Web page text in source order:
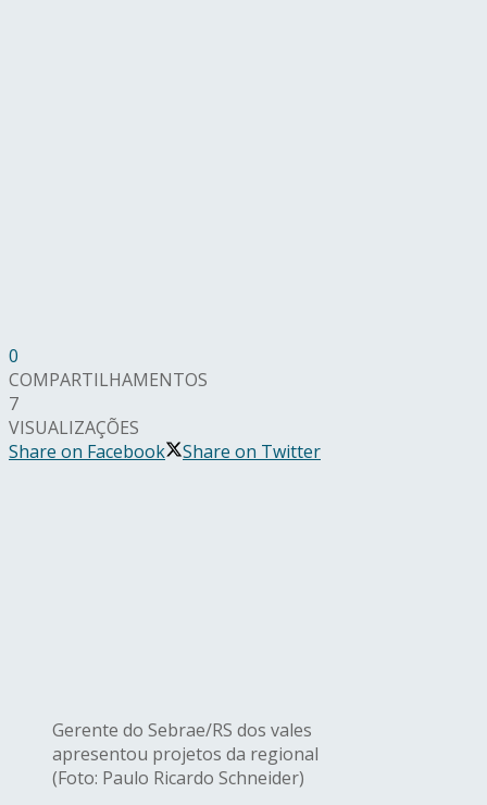
0
COMPARTILHAMENTOS
7
VISUALIZAÇÕES
Share on Facebook
Share on Twitter
Gerente do Sebrae/RS dos vales
apresentou projetos da regional
(Foto: Paulo Ricardo Schneider)